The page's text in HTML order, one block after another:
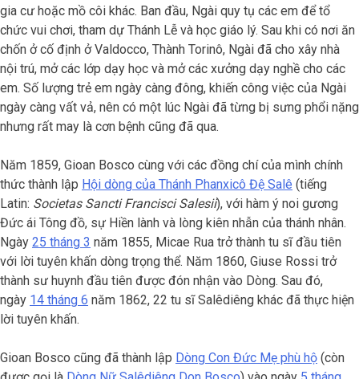
gia cư hoặc mồ côi khác. Ban đầu, Ngài quy tụ các em để tổ
chức vui chơi, tham dự Thánh Lễ và học giáo lý. Sau khi có nơi ăn
chốn ở cố định ở Valdocco, Thành Torinô, Ngài đã cho xây nhà
nội trú, mở các lớp dạy học và mở các xưởng dạy nghề cho các
em. Số lượng trẻ em ngày càng đông, khiến công việc của Ngài
ngày càng vất vả, nên có một lúc Ngài đã từng bị sưng phổi nặng
nhưng rất may là cơn bệnh cũng đã qua.
Năm 1859, Gioan Bosco cùng với các đồng chí của mình chính
thức thành lập Hội dòng của Thánh Phanxicô Đệ Salê (tiếng
Latin: Societas Sancti Francisci Salesii), với hàm ý noi gương
Đức ái Tông đồ, sự Hiền lành và lòng kiên nhẫn của thánh nhân.
Ngày 25 tháng 3 năm 1855, Micae Rua trở thành tu sĩ đầu tiên
với lời tuyên khấn dòng trọng thể. Năm 1860, Giuse Rossi trở
thành sư huynh đầu tiên được đón nhận vào Dòng. Sau đó,
ngày 14 tháng 6 năm 1862, 22 tu sĩ Salêdiêng khác đã thực hiện
lời tuyên khấn.
Gioan Bosco cũng đã thành lập Dòng Con Đức Mẹ phù hộ (còn